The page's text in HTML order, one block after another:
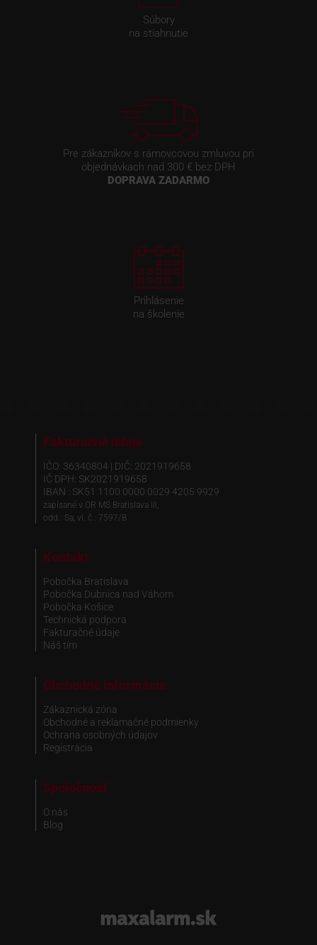
Súbory
na stiahnutie
Pre zákazníkov s rámovcovou zmluvou pri
objednávkach nad 300 € bez DPH
DOPRAVA ZADARMO
Prihlásenie
na školenie
Fakturačné údaje
IČO: 36340804 | DIČ: 2021919658
IČ DPH: SK2021919658
IBAN : SK51 1100 0000 0029 4205 9929
zapísané v OR MS Bratislava III,
odd.: Sa, vl. č.: 7597/B
Kontakt
Pobočka Bratislava
Pobočka Dubnica nad Váhom
Pobočka Košice
Technická podpora
Fakturačné údaje
Náš tím
Obchodné informácie
Zákaznická zóna
Obchodné a reklamačné podmienky
Ochrana osobných údajov
Registrácia
Spoločnosť
O nás
Blog
www.maxalarm.sk